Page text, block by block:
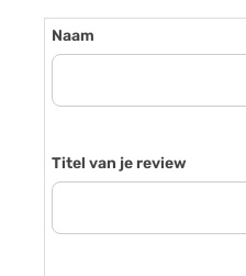
Naam
Titel van je review